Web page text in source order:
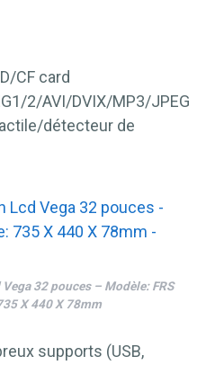
CF card
2/AVI/DVIX/MP3/JPEG
détecteur de
32 pouces – Modèle: FRS
X 440 X 78mm
supports (USB,